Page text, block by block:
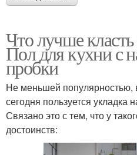
Что лучше
Пол для кухни с
пробки
Не меньшей популярностью,
сегодня пользуется укладка
Связано это с тем, что у
достоинств: